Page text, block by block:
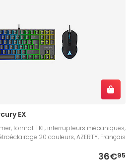
EX
format TKL, interrupteurs mécaniques,
20 couleurs, AZERTY, Français
36€95